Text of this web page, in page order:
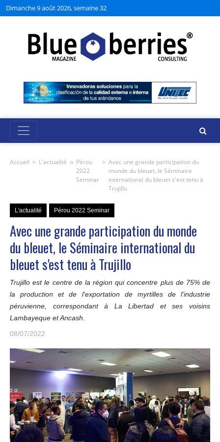
Dimanche 9 août 2026, semaine 32
Accueil > L'actualité o Pérou
2022
Seminar
> Avec une grande participation du
monde du bleuet, le Séminaire
international du bleuet s'est tenu à
Trujillo
L'actualité Pérou 2022 Seminar
Avec une grande participation du monde
du bleuet, le Séminaire international du
bleuet s'est tenu à Trujillo
Trujillo est le centre de la région qui concentre plus de 75% de
la production et de l'exportation de myrtilles de l'industrie
péruvienne, correspondant à La Libertad et ses voisins
Lambayeque et Ancash.
08/07/2022